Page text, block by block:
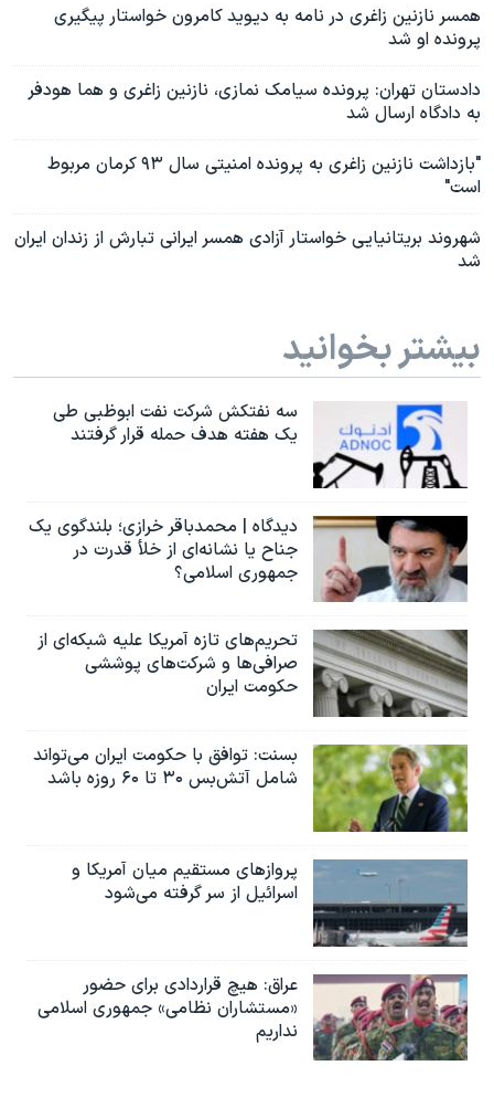
همسر نازنین زاغری در نامه به دیوید کامرون خواستار پیگیری
پرونده او شد
دادستان تهران: پرونده سیامک نمازی، نازنین زاغری و هما هودفر
به دادگاه ارسال شد
"بازداشت نازنین زاغری به پرونده امنیتی سال ۹۳ کرمان مربوط
است"
شهروند بریتانیایی خواستار آزادی همسر ایرانی تبارش از زندان ایران
شد
بیشتر بخوانید
سه نفتکش شرکت نفت ابوظبی طی
یک هفته هدف حمله قرار گرفتند
دیدگاه | محمدباقر خرازی؛ بلندگوی یک
جناح یا نشانه‌ای از خلأ قدرت در
جمهوری اسلامی؟
تحریم‌های تازه آمریکا علیه شبکه‌ای از
صرافی‌ها و شرکت‌های پوششی
حکومت ایران
بسنت: توافق با حکومت ایران می‌تواند
شامل آتش‌بس ۳۰ تا ۶۰ روزه باشد
پروازهای مستقیم میان آمریکا و
اسرائیل از سر گرفته می‌شود
عراق: هیچ قراردادی برای حضور
«مستشاران نظامی» جمهوری اسلامی
نداریم